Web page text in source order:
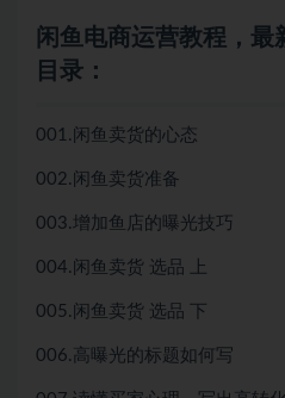
闲鱼电商运营教程，
目录：
001.闲鱼卖货的心态
002.闲鱼卖货准备
003.增加鱼店的曝光技巧
004.闲鱼卖货 选品 上
005.闲鱼卖货 选品 下
006.高曝光的标题如何写